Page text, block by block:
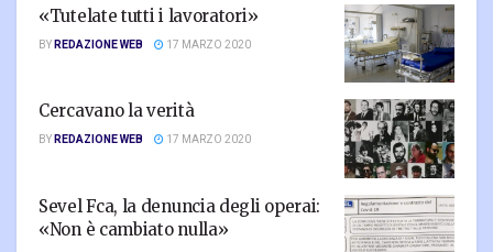
«Tutelate tutti i lavoratori»
BYREDAZIONE WEB 17 MARZO 2020
Cercavano la verità
BYREDAZIONE WEB 17 MARZO 2020
Sevel Fca, la denuncia degli operai:
«Non è cambiato nulla»